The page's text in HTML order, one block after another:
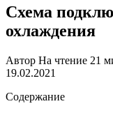
Схема
охлаждения
Автор На чтение 21
19.02.2021
Содержание